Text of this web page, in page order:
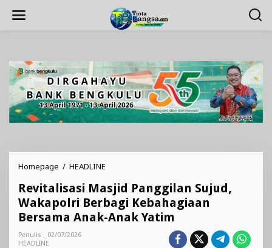
Homepage / HEADLINE
Panggilan
Sujud,
Wakapolri
Berbagi
Revitalisasi Masjid Panggilan Sujud,
Wakapolri Berbagi Kebahagiaan
Bersama Anak-Anak Yatim
Penulis
02/07/2026
HEADLINE